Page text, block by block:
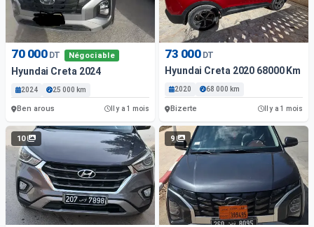
70 000 DT Négociable
Hyundai Creta 2024
2024 25 000 km
Ben arous Il y a 1 mois
73 000 DT
Hyundai Creta 2020 68000 Km
2020 68 000 km
Bizerte Il y a 1 mois
10 9